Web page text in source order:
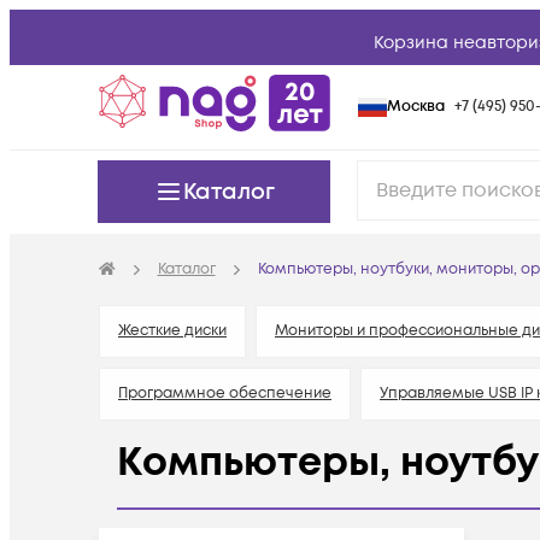
Корзина
Москва +7 (495) 950-
Каталог
Каталог Компьютеры, ноутбуки, мониторы,
Жесткие диски Мониторы и профессиональные
Программное обеспечение Управляемые USB
Компьютеры,